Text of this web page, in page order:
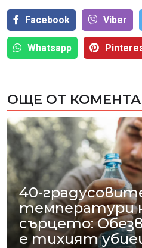
Facebook Viber
Whatsapp
ОЩЕ ОТ
40-
температури
сърцето:
е тихият